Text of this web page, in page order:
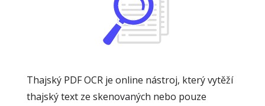
Thajský PDF OCR je online nástroj, který vytěží
thajský text ze skenovaných nebo pouze